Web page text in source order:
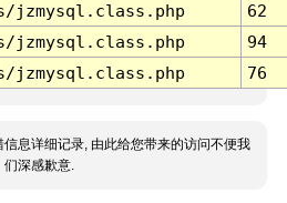
jzmysql.class.php
62
jzmysql.class.php
94
jzmysql.class.php 76
信息详细记录, 由此给您带来的访问不便我
们深感歉意.